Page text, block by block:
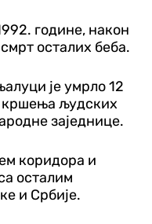
године, након
осталих беба.
је умрло 12
кршења људских
заједнице.
коридора и
осталим
и Србије.